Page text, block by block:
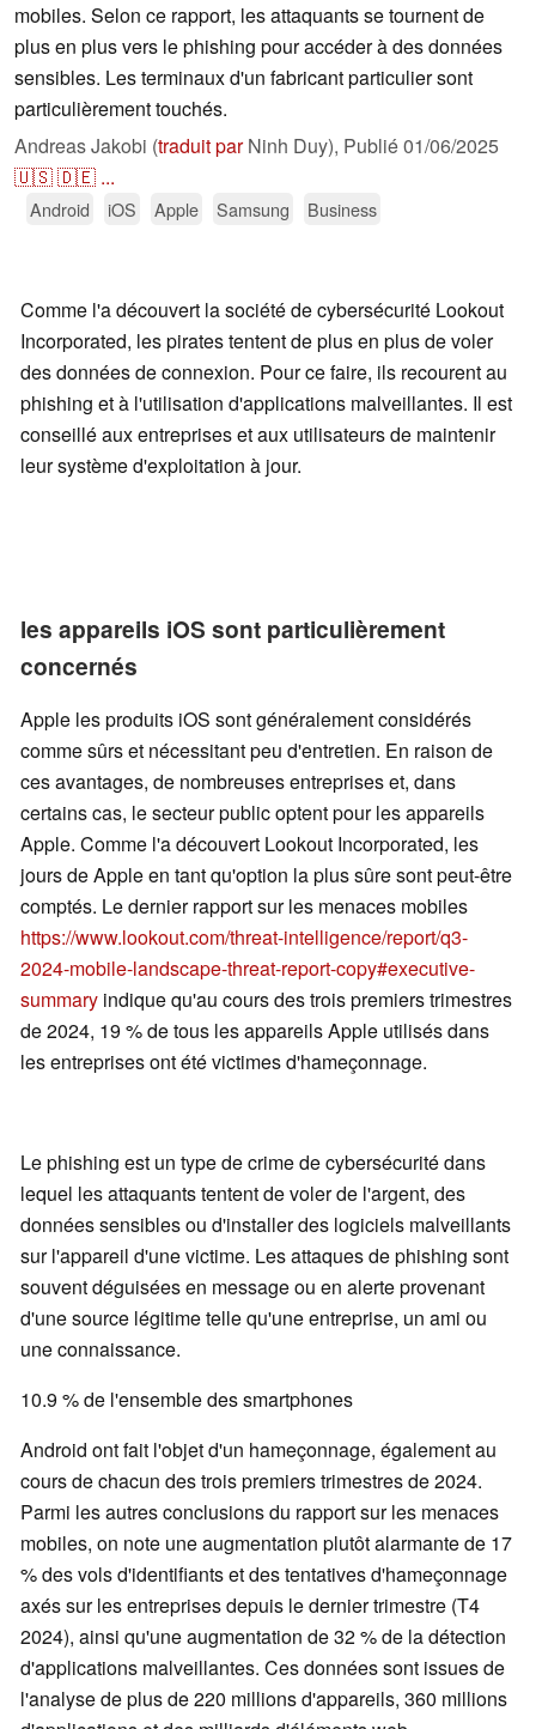
mobiles. Selon ce rapport, les attaquants se tournent de
plus en plus vers le phishing pour accéder à des données
sensibles. Les terminaux d'un fabricant particulier sont
particulièrement touchés.
Andreas Jakobi (traduit parNinh Duy), Publié01/06/2025
🇺🇸🇩🇪 ...
Android iOS Apple Samsung Business
Comme l'a découvert la société de cybersécurité Lookout
Incorporated, les pirates tentent de plus en plus de voler
des données de connexion. Pour ce faire, ils recourent au
phishing et à l'utilisation d'applications malveillantes. Il est
conseillé aux entreprises et aux utilisateurs de maintenir
leur système d'exploitation à jour.
les appareils iOS sont particulièrement
concernés
Apple les produits iOS sont généralement considérés
comme sûrs et nécessitant peu d'entretien. En raison de
ces avantages, de nombreuses entreprises et, dans
certains cas, le secteur public optent pour les appareils
Apple. Comme l'a découvert Lookout Incorporated, les
jours de Apple en tant qu'option la plus sûre sont peut-être
comptés. Le dernier rapport sur les menaces mobiles
https://www.lookout.com/threat-intelligence/report/q3-
2024-mobile-landscape-threat-report-copy#executive-
summary indique qu'au cours des trois premiers trimestres
de 2024, 19 % de tous les appareils Apple utilisés dans
les entreprises ont été victimes d'hameçonnage.
Le phishing est un type de crime de cybersécurité dans
lequel les attaquants tentent de voler de l'argent, des
données sensibles ou d'installer des logiciels malveillants
sur l'appareil d'une victime. Les attaques de phishing sont
souvent déguisées en message ou en alerte provenant
d'une source légitime telle qu'une entreprise, un ami ou
une connaissance.
10.9 % de l'ensemble des smartphones
Android ont fait l'objet d'un hameçonnage, également au
cours de chacun des trois premiers trimestres de 2024.
Parmi les autres conclusions du rapport sur les menaces
mobiles, on note une augmentation plutôt alarmante de 17
% des vols d'identifiants et des tentatives d'hameçonnage
axés sur les entreprises depuis le dernier trimestre (T4
2024), ainsi qu'une augmentation de 32 % de la détection
d'applications malveillantes. Ces données sont issues de
l'analyse de plus de 220 millions d'appareils, 360 millions